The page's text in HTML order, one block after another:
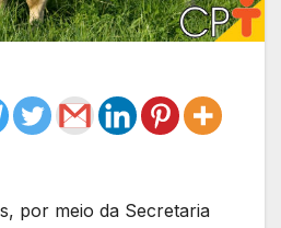
por meio da Secretaria